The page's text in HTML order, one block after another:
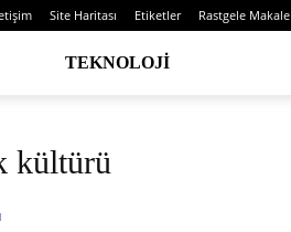
Site Haritası Etiketler Rastgele Makale
TEKNOLOJI
kültürü